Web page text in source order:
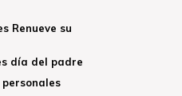
Renueve su
día del padre